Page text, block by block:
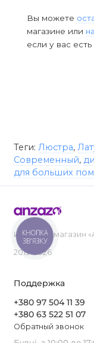
Вы можете
магазине или
если у вас
Теги: Люстра,
Современный,
для больших
Интернет-магазин
2019-2026
Поддержка
+380 97 504 11 39
+380 63 522 51 07
Обратный звонок
КНОПКА
ЗВ'ЯЗКУ